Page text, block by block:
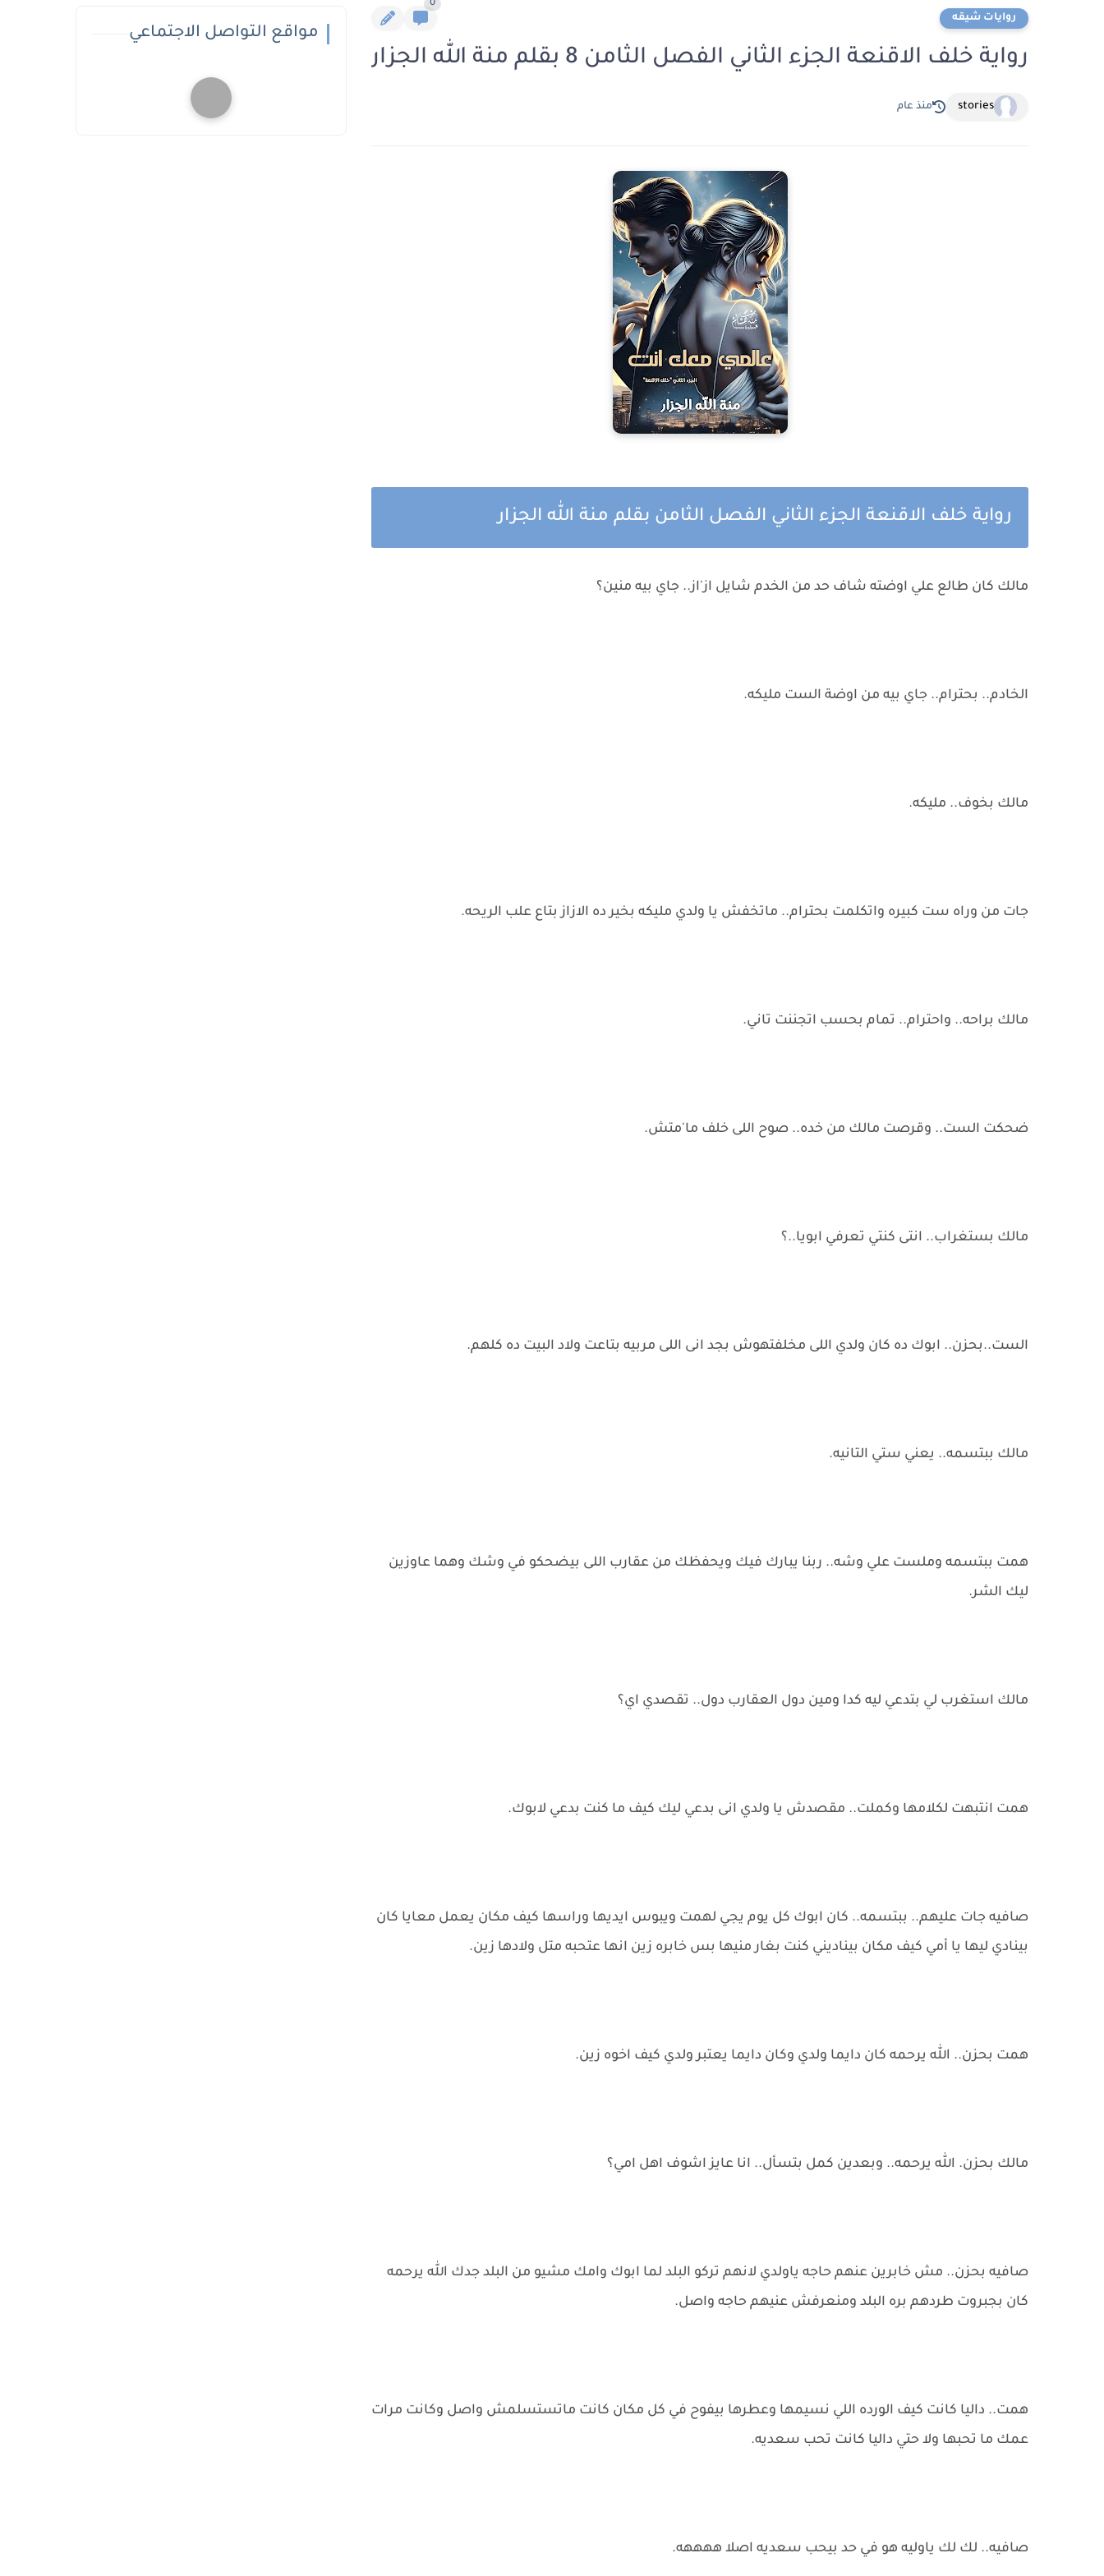
روايات شيقه
0
رواية خلف الاقنعة الجزء الثاني الفصل الثامن 8 بقلم منة الله الجزار
stories منذ عام
رواية خلف الاقنعة الجزء الثاني الفصل الثامن بقلم منة الله الجزار
مالك كان طالع علي اوضته شاف حد من الخدم شايل از'از.. جاي بيه منين؟
الخادم.. بحترام.. جاي بيه من اوضة الست مليكه.
مالك بخوف.. مليكه.
جات من وراه ست كبيره واتكلمت بحترام.. ماتخفش يا ولدي مليكه بخير ده الازاز بتاع علب الريحه.
مالك براحه.. واحترام.. تمام بحسب اتجننت تاني.
ضحكت الست.. وقرصت مالك من خده.. صوح اللى خلف ما'متش.
مالك بستغراب.. انتى كنتي تعرفي ابويا..؟
الست..بحزن.. ابوك ده كان ولدي اللى مخلفتهوش بجد انى اللى مربيه بتاعت ولاد البيت ده كلهم.
مالك ببتسمه.. يعني ستي التانيه.
همت ببتسمه وملست علي وشه.. ربنا يبارك فيك ويحفظك من عقارب اللى بيضحكو في وشك وهما عاوزين
ليك الشر.
مالك استغرب لي بتدعي ليه كدا ومين دول العقارب دول.. تقصدي اي؟
همت انتبهت لكلامها وكملت.. مقصدش يا ولدي انى بدعي ليك كيف ما كنت بدعي لابوك.
صافيه جات عليهم.. ببتسمه.. كان ابوك كل يوم يجي لهمت ويبوس ايديها وراسها كيف مكان يعمل معايا كان
بينادي ليها يا أمي كيف مكان بيناديني كنت بغار منيها بس خابره زين انها عتحبه متل ولادها زين.
همت بحزن.. الله يرحمه كان دايما ولدي وكان دايما يعتبر ولدي كيف اخوه زين.
مالك بحزن. الله يرحمه.. وبعدين كمل بتسأل.. انا عايز اشوف اهل امي؟
صافيه بحزن.. مش خابرين عنهم حاجه ياولدي لانهم تركو البلد لما ابوك وامك مشيو من البلد جدك الله يرحمه
كان بجبروت طردهم بره البلد ومنعرفش عنيهم حاجه واصل.
همت.. داليا كانت كيف الورده اللي نسيمها وعطرها بيفوح في كل مكان كانت ماتستسلمش واصل وكانت مرات
عمك ما تحبها ولا حتي داليا كانت تحب سعديه.
صافيه.. لك لك ياوليه هو في حد بيحب سعديه اصلا ههههه.
مواقع التواصل الاجتماعي